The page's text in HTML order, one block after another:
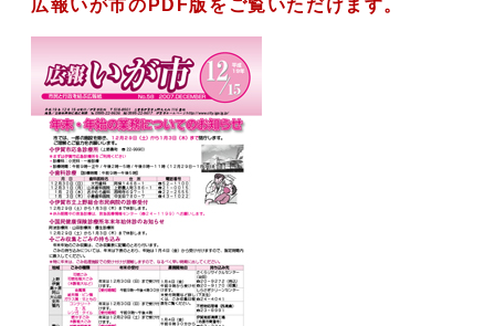
広報いが市のPDF版をご覧いただけます。